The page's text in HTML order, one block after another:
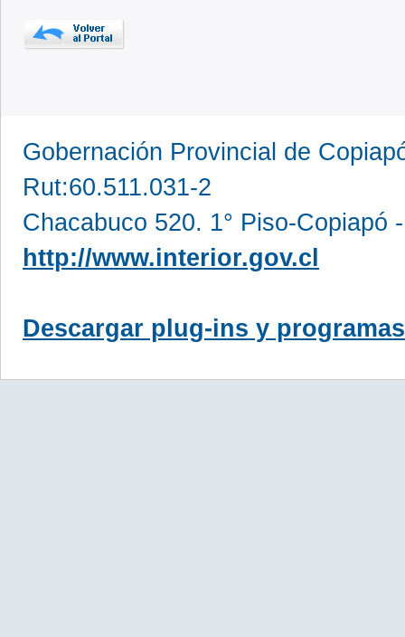
Gobernación Provincial de
Rut:60.511.031-2
Chacabuco 520. 1° Piso-Copiapó
http://www.interior.gov.cl
Descargar plug-ins y